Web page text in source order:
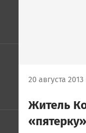
20 августа 2013
Житель